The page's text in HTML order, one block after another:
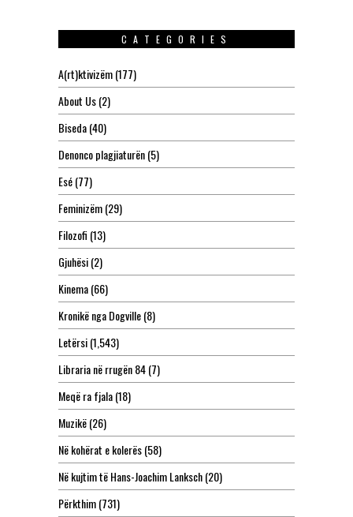
CATEGORIES
A(rt)ktivizëm(177)
About Us(2)
Biseda(40)
Denonco plagjiaturën(5)
Esé(77)
Feminizëm(29)
Filozofi (13)
Gjuhësi(2)
Kinema(66)
Kronikë nga Dogville(8)
Letërsi(1,543)
Libraria në rrugën 84(7)
Meqë ra fjala(18)
Muzikë(26)
Në kohërat e kolerës(58)
Në kujtim të Hans-Joachim Lanksch(20)
Përkthim(731)